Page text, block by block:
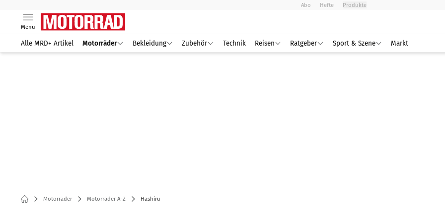
Abo Hefte Produkte
Menü
Alle MRD+ Artikel Motorräder Bekleidung Zubehör Technik Reisen Ratgeber Sport & Szene Markt
Motorräder Motorräder A-Z Hashiru